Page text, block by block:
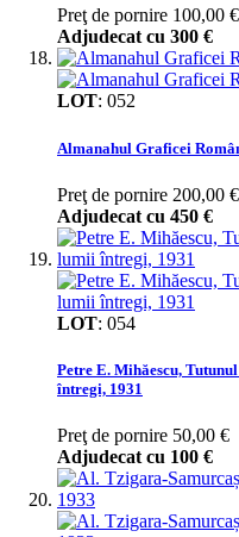
Preţ de pornire 100,00 €
Adjudecat cu 300 €
LOT: 052
Almanahul Graficei
Preţ de pornire 200,00 €
Adjudecat cu 450 €
LOT: 054
Petre E. Mihăescu,
întregi, 1931
Preţ de pornire 50,00 €
Adjudecat cu 100 €